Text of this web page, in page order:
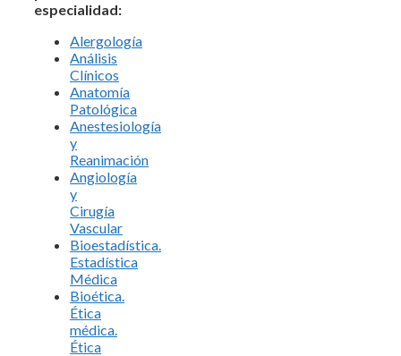
especialidad:
Alergología
Análisis
Clínicos
Anatomía
Patológica
Anestesiología
y
Reanimación
Angiología
y
Cirugía
Vascular
Bioestadística.
Estadística
Médica
Bioética.
Ética
médica.
Ética